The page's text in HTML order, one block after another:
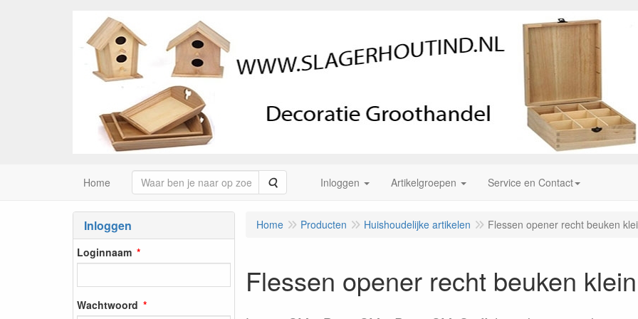
Home Zoeken Inloggen Artikelgroepen Service en Contact
Inloggen
Loginnaam
Wachtwoord
Home Producten Huishoudelijke artikelen Flessen opener recht beuken
Flessen opener recht beuken klein